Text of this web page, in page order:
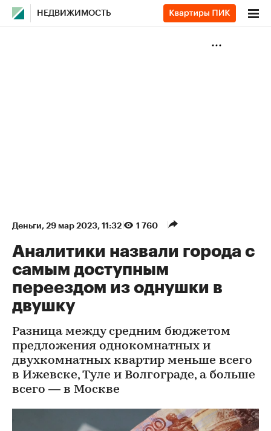
НЕДВИЖИМОСТЬ
Деньги⁠, 29 мар 2023, 11:32 1 760
Аналитики назвали города с
самым доступным
переездом из однушки в
двушку
Разница между средним бюджетом
предложения однокомнатных и
двухкомнатных квартир меньше всего
в Ижевске, Туле и Волгограде, а больше
всего — в Москве